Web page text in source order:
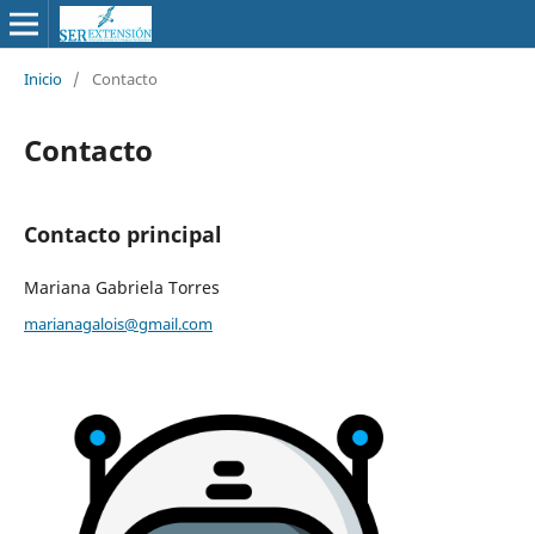
Inicio / Contacto
Contacto
Contacto principal
Mariana Gabriela Torres
marianagalois@gmail.com